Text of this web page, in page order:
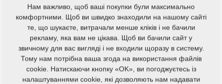
Нам важливо, щоб ваші покупки були максимально
комфортними. Щоб ви швидко знаходили на нашому сайті
те, що шукаєте, витрачали менше кліків і не бачили
рекламу, яка вам не цікава. Щоб ви бачили сайт у
звичному для вас вигляді і не входили щоразу в систему.
Тому нам потрібна ваша згода на використання файлів
cookie. Натискаючи кнопку «OK», ви погоджуєтесь із
налаштуваннями cookie, які дозволяють нам надавати